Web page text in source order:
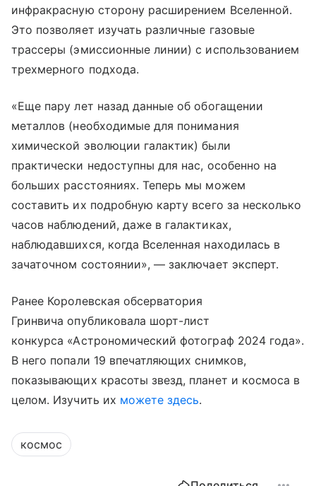
инфракрасную сторону расширением Вселенной.
Это позволяет изучать различные газовые
трассеры (эмиссионные линии) с использованием
трехмерного подхода.
«Еще пару лет назад данные об обогащении
металлов (необходимые для понимания
химической эволюции галактик) были
практически недоступны для нас, особенно на
больших расстояниях. Теперь мы можем
составить их подробную карту всего за несколько
часов наблюдений, даже в галактиках,
наблюдавшихся, когда Вселенная находилась в
зачаточном состоянии», — заключает эксперт.
Ранее Королевская обсерватория
Гринвича опубликовала шорт-лист
конкурса «Астрономический фотограф 2024 года».
В него попали 19 впечатляющих снимков,
показывающих красоты звезд, планет и космоса в
целом. Изучить их можете здесь.
космос